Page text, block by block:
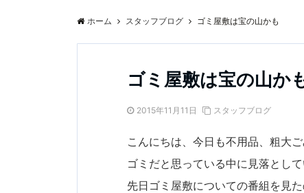
ホーム スタッフブログ ゴミ屋敷は宝の山かも
ゴミ屋敷は宝の山か
2015年11月11日 スタッフブログ
こんにちは、今日も不用品、粗大
ゴミだと思っている中に見落とし
先日ゴミ屋敷についての番組を見